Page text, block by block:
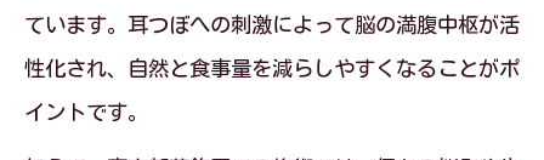
ています。耳つぼへの刺激によって脳の満腹中枢が活
性化され、自然と食事量を減らしやすくなることがポ
イントです。